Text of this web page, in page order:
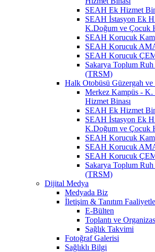
SEAH Ek Hizmet
SEAH İstasyon Ek
K.Doğum ve Çocuk
SEAH Korucuk
SEAH Korucuk
SEAH Korucuk
Sakarya Toplum Ruh
(TRSM)
Halk Otobüsü Güzergah
Merkez Kampüs -
Hizmet Binası
SEAH Ek Hizmet
SEAH İstasyon Ek
K.Doğum ve Çocuk
SEAH Korucuk
SEAH Korucuk
SEAH Korucuk
Sakarya Toplum Ruh
(TRSM)
Dijital Medya
Medyada Biz
İletişim & Tanıtım
E-Bülten
Toplantı ve
Sağlık Takvimi
Fotoğraf Galerisi
Sağlıklı Bilgi